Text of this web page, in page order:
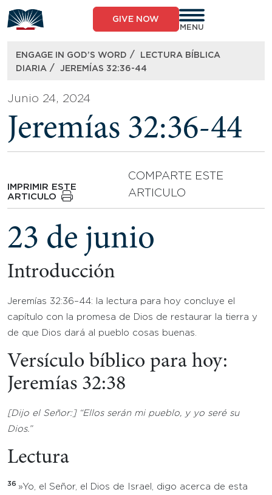
to
content
GIVE NOW
MENU
ENGAGE IN GOD’S WORD /
LECTURA BÍBLICA
DIARIA / JEREMÍAS 32:36-44
Junio 24, 2024
Jeremías 32:36-44
IMPRIMIR ESTE
ARTICULO
COMPARTE ESTE
ARTICULO
23 de junio
Introducción
Jeremías 32:36–44: la lectura para hoy concluye el
capítulo con la promesa de Dios de restaurar la tierra y
de que Dios dará al pueblo cosas buenas.
Versículo bíblico para hoy:
Jeremías 32:38
[Dijo el Señor:] “Ellos serán mi pueblo, y yo seré su
Dios.”
Lectura
36 »Yo, el Señor, el Dios de Israel, digo acerca de esta